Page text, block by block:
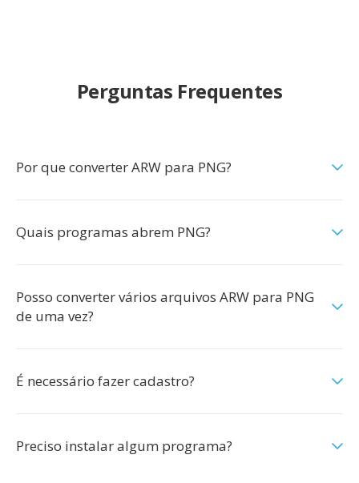
Perguntas Frequentes
Por que converter ARW para PNG?
Quais programas abrem PNG?
Posso converter vários arquivos ARW para PNG
de uma vez?
É necessário fazer cadastro?
Preciso instalar algum programa?